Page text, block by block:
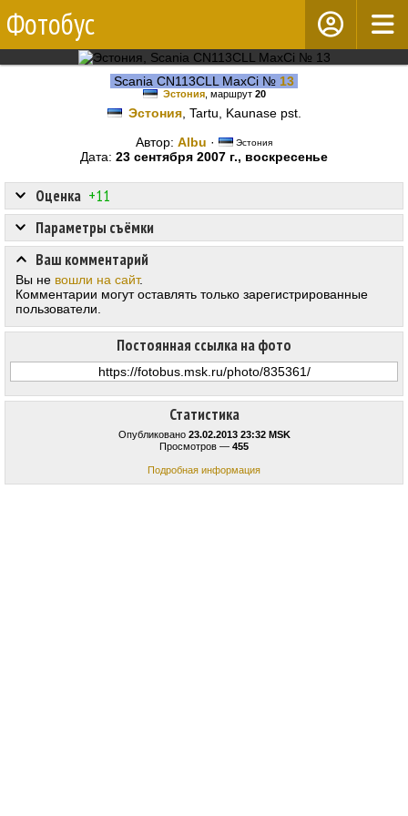
Фотобус
Scania CN113CLL MaxCi № 13
Эстония, маршрут 20
Эстония, Tartu, Kaunase pst.
Автор: Albu · Эстония
Дата: 23 сентября 2007 г., воскресенье
Статистика
Опубликовано 23.02.2013 23:32 MSK
Просмотров — 455
Подробная информация
Оценка +11
Постоянная ссылка на фото
Параметры съёмки
Ваш комментарий
Вы не вошли на сайт.
Комментарии могут оставлять только зарегистрированные
пользователи.